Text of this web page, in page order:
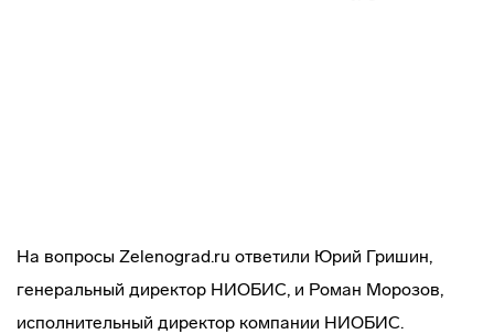
На вопросы Zelenograd.ru ответили Юрий Гришин,
генеральный директор НИОБИС, и Роман Морозов,
исполнительный директор компании НИОБИС.